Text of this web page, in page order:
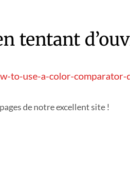
tentant
to-use-a-color-comparator-
de notre excellent site !